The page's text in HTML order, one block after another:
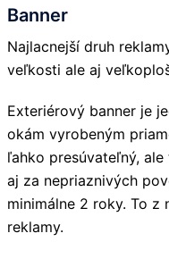
Banner
Najlacnejší druh
veľkosti ale aj
Exteriérový banner je
okám vyrobeným
ľahko presúvateľný,
aj za nepriaznivých
minimálne 2 roky. To z
reklamy.